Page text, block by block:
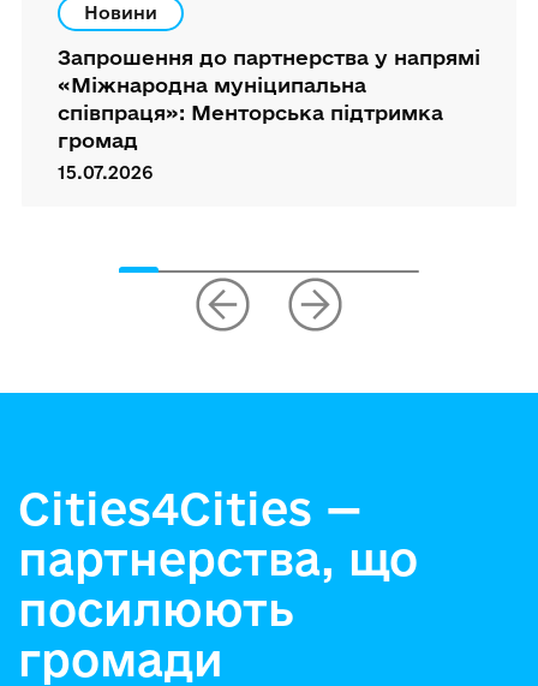
Новини
Запрошення до партнерства у напрямі
«Міжнародна муніципальна
співпраця»: Менторська підтримка
громад
15.07.2026
Cities4Cities —
партнерства, що
посилюють
громади